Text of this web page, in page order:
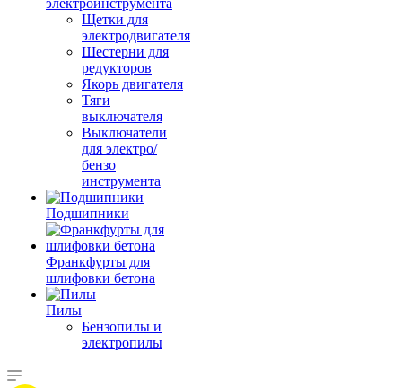
электроинструмента
Щетки для
электродвигателя
Шестерни для
редукторов
Якорь двигателя
Тяги
выключателя
Выключатели
для электро/
бензо
инструмента
Подшипники
Франкфурты для
шлифовки бетона
Пилы
Бензопилы и
электропилы